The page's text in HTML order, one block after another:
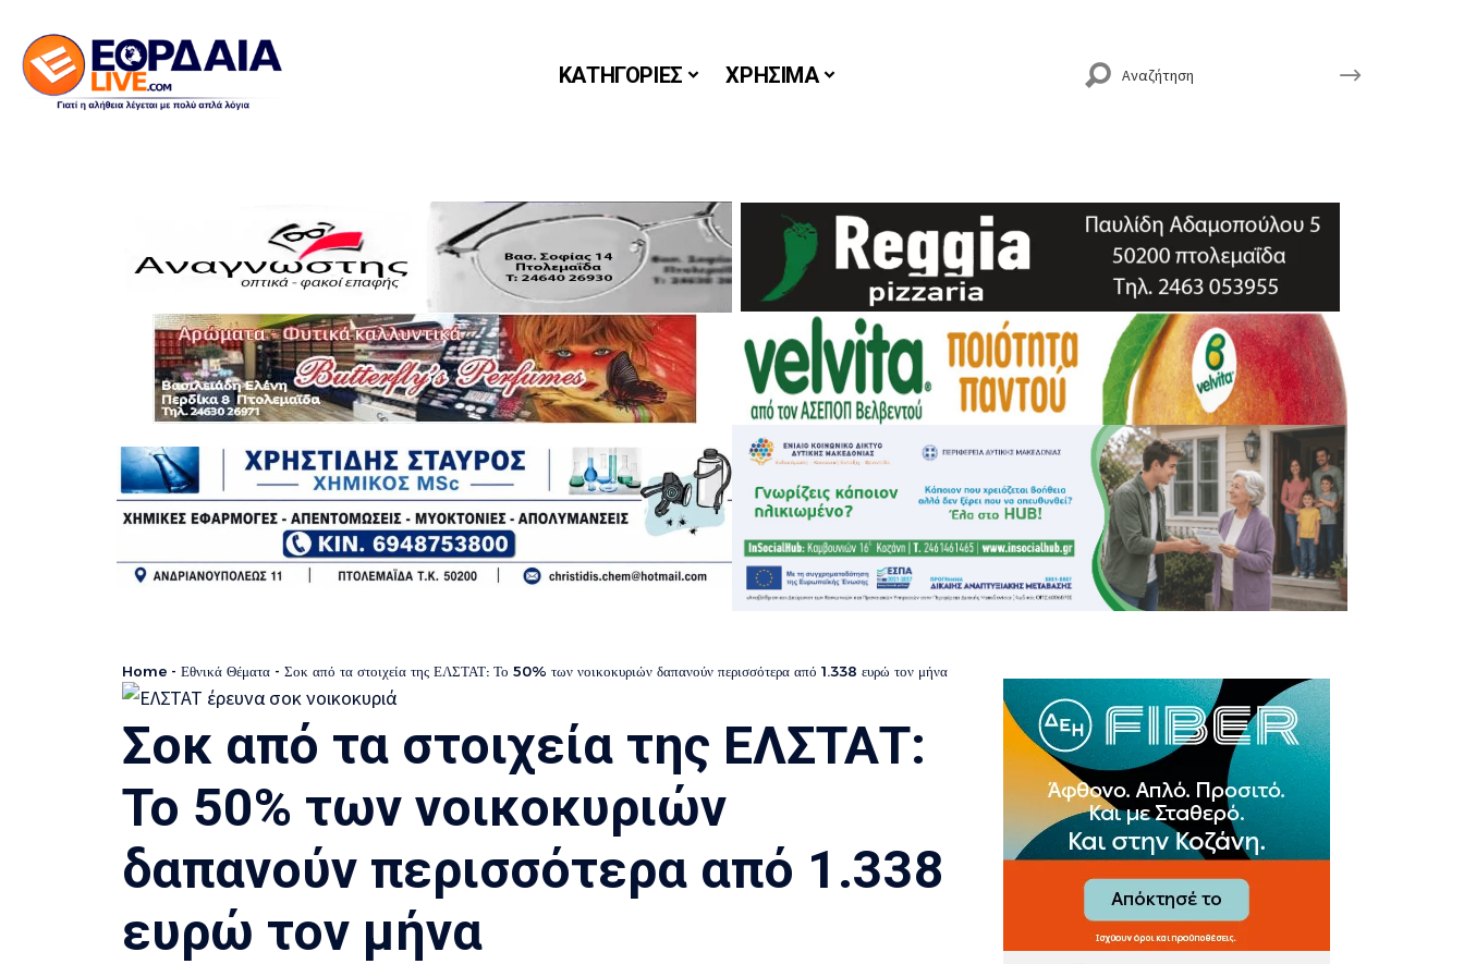
ΚΑΤΗΓΟΡΙΕΣ ΧΡΗΣΙΜΑ
Home - Εθνικά Θέματα - Σοκ από τα στοιχεία της ΕΛΣΤΑΤ: Το 50% των νοικοκυριών δαπανούν περισσότερα από 1.338 ευρώ τον μήνα
Σοκ από τα στοιχεία της ΕΛΣΤΑΤ:
Το 50% των νοικοκυριών
δαπανούν περισσότερα από 1.338
ευρώ τον μήνα